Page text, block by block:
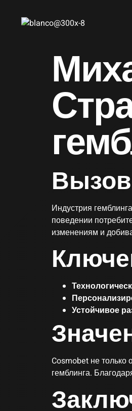
Индустрия
поведении
изменениям и
Устойчивое
Cosmobet не только
гемблинга.